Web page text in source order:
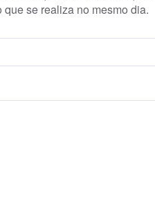
se realiza no mesmo dia.